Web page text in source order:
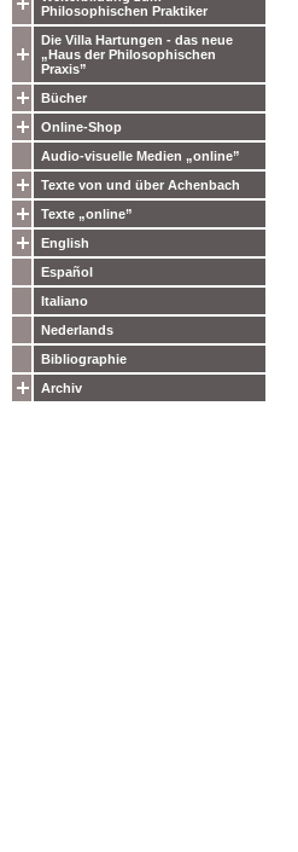
Philosophischen Praktiker
Die Villa Hartungen - das neue
„Haus der Philosophischen
Praxis”
Bücher
Online-Shop
Audio-visuelle Medien „online”
Texte von und über Achenbach
Texte „online”
English
Español
Italiano
Nederlands
Bibliographie
Archiv